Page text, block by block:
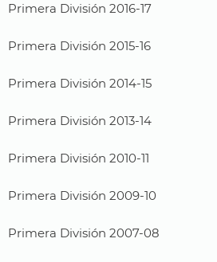
Primera División 2016-17
Primera División 2015-16
Primera División 2014-15
Primera División 2013-14
Primera División 2010-11
Primera División 2009-10
Primera División 2007-08